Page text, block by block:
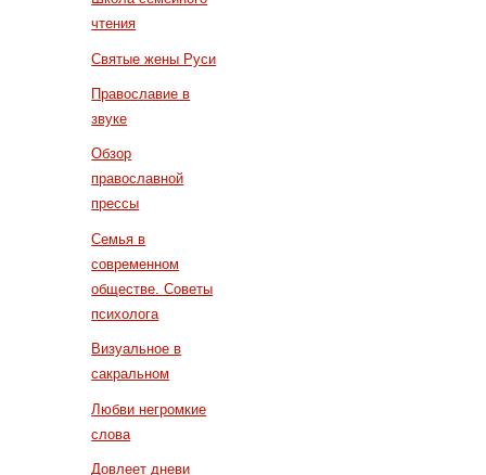
чтения
Святые жены Руси
Православие в
звуке
Обзор
православной
прессы
Семья в
современном
обществе. Советы
психолога
Визуальное в
сакральном
Любви негромкие
слова
Довлеет дневи